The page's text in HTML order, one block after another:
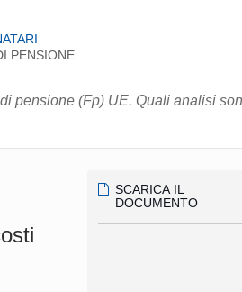
PENSIONE
pensione (Fp) UE. Quali analisi
SCARICA IL
DOCUMENTO